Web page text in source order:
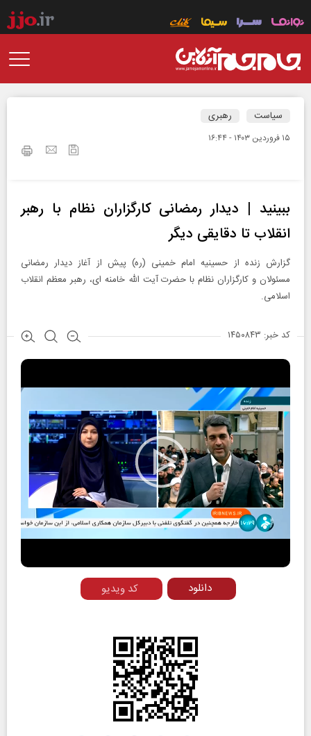
سیاست رهبری
۱۵ فروردين ۱۴۰۳ - ۱۶:۴۴
ببینید | دیدار رمضانی کارگزاران نظام با رهبر
انقلاب تا دقایقی دیگر
گزارش زنده از حسینیه امام خمینی (ره) پیش از آغاز دیدار رمضانی
مسئولان و کارگزاران نظام با حضرت آیت الله خامنه ای، رهبر معظم انقلاب
اسلامی.
کد خبر: ۱۴۵۰۸۴۳
Play
Video
کد ویدیو دانلود